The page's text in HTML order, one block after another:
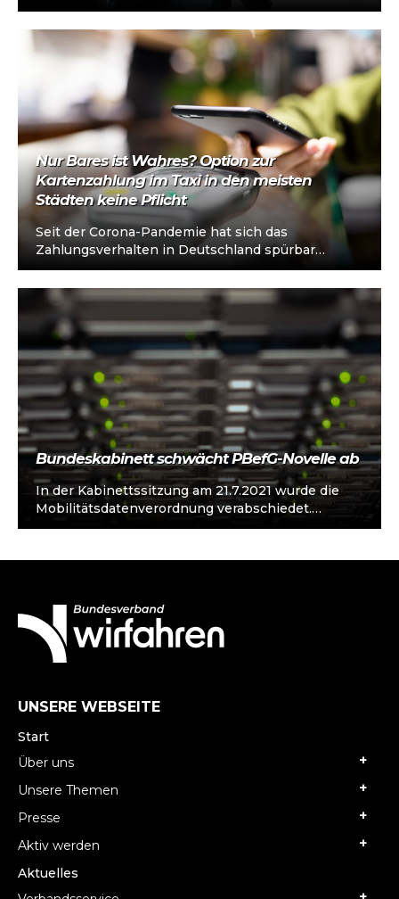
„Basisprognose 2040“ ist eine umfassende
Grundlage für…
Nur Bares ist Wahres? Option zur
Kartenzahlung im Taxi in den meisten
Städten keine Pflicht
Seit der Corona-Pandemie hat sich das
Zahlungsverhalten in Deutschland spürbar
verändert: Der Anteil bargeldloser Transaktionen
ist deutlich gestiegen. Laut einer…
Bundeskabinett schwächt PBefG-Novelle ab
In der Kabinettssitzung am 21.7.2021 wurde die
Mobilitätsdatenverordnung verabschiedet.
Danach müssen Taxis und Mietwagen nur
UNSERE WEBSEITE
Start
Über uns
Unsere Themen
Presse
Aktiv werden
Aktuelles